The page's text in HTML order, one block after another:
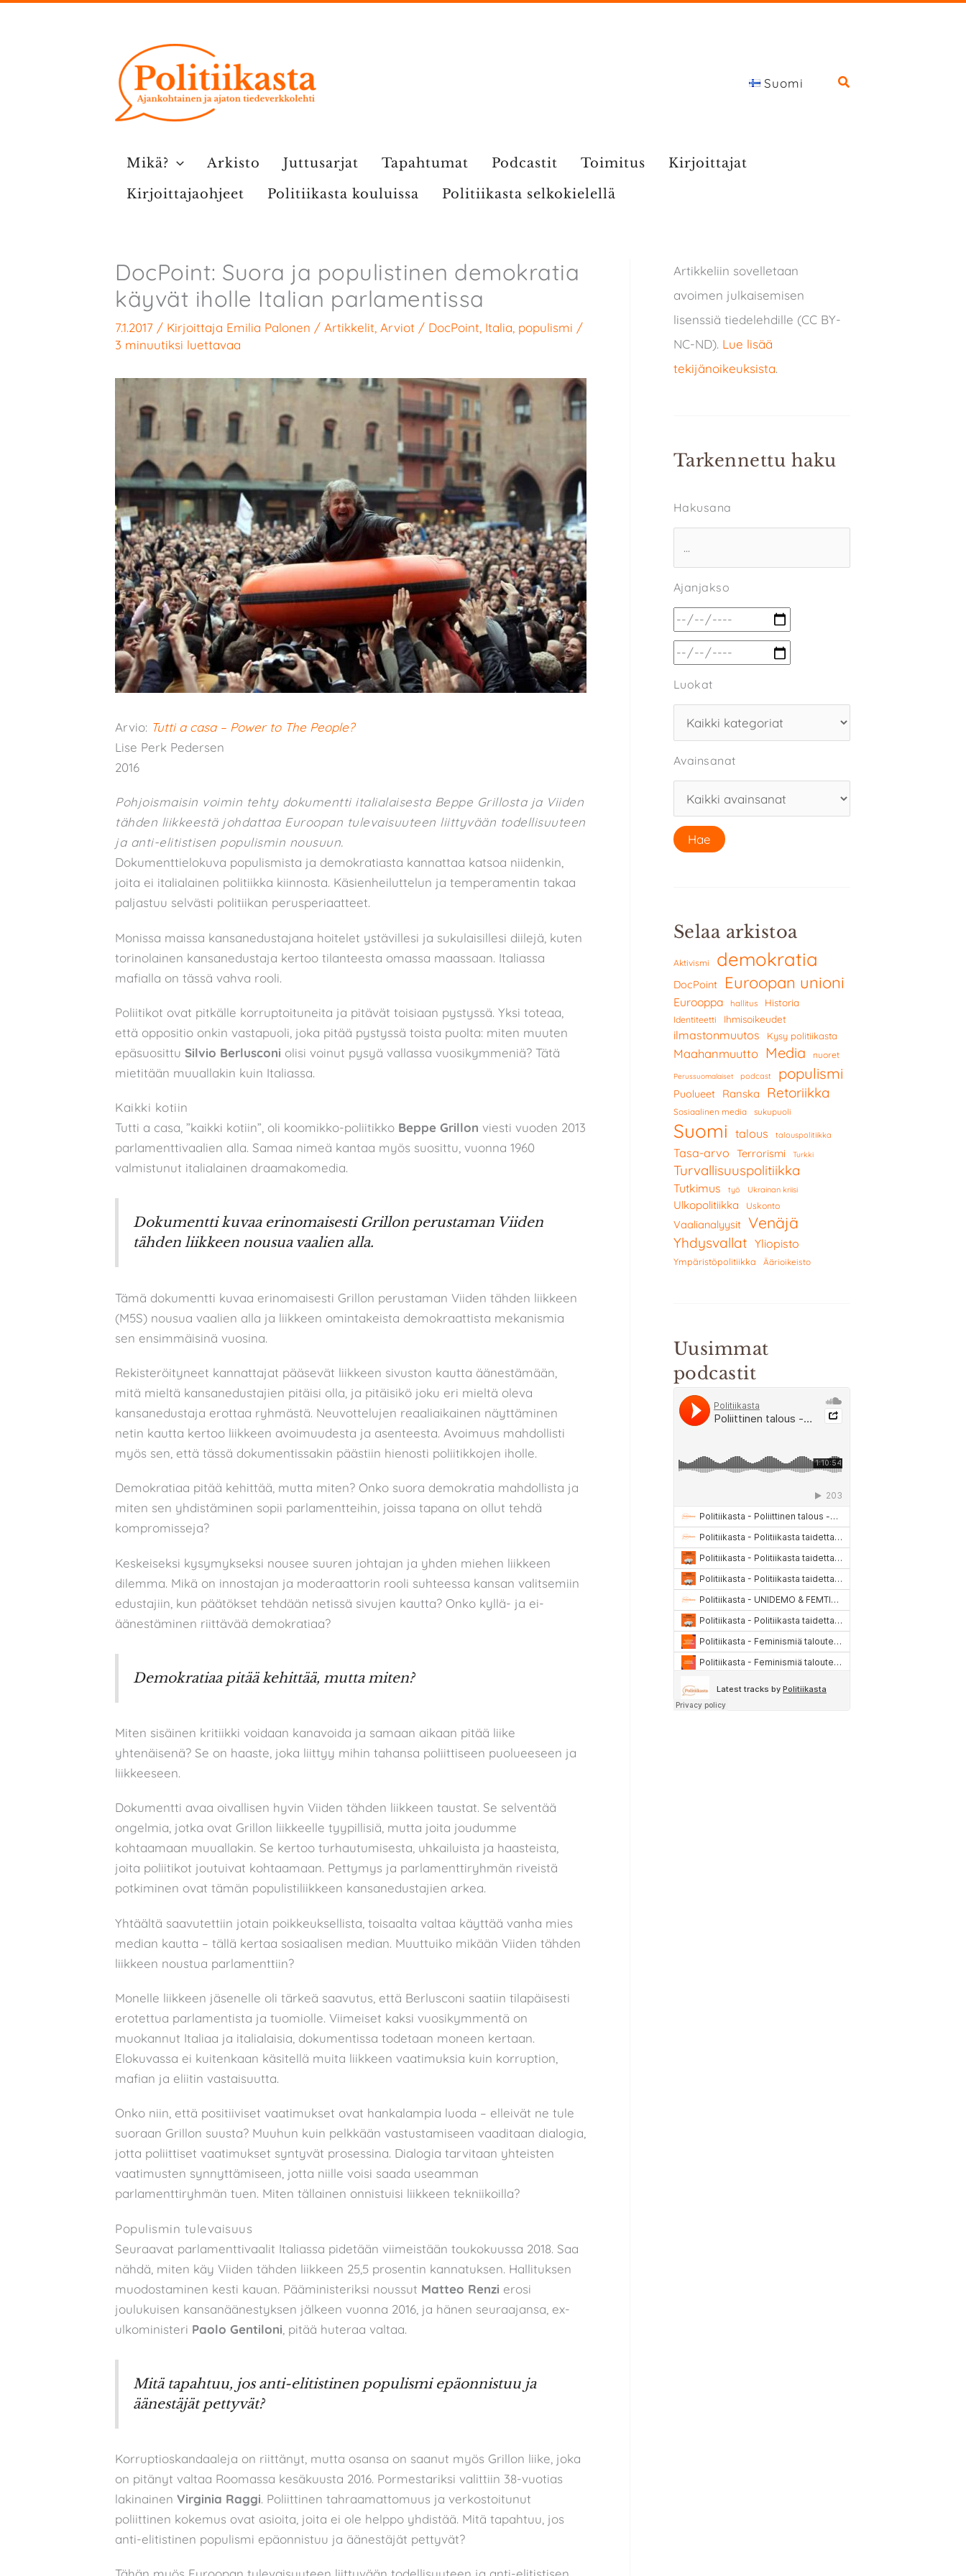
Suomi
Mikä? Arkisto Juttusarjat Tapahtumat Podcastit Toimitus
Kirjoittajat
Kirjoittajaohjeet
Politiikasta kouluissa Politiikasta selkokielellä
DocPoint: Suora ja populistinen demokratia
käyvät iholle Italian parlamentissa
7.1.2017 / Kirjoittaja Emilia Palonen / Artikkelit Arviot / DocPoint Italia populismi /
3 minuutiksi luettavaa
Arvio: Tutti a casa – Power to The People?
Lise Perk Pedersen
2016
Pohjoismaisin voimin tehty dokumentti italialaisesta Beppe Grillosta ja Viiden
tähden liikkeestä johdattaa Euroopan tulevaisuuteen liittyvään todellisuuteen
ja anti-elitistisen populismin nousuun.
Dokumenttielokuva populismista ja demokratiasta kannattaa katsoa niidenkin,
joita ei italialainen politiikka kiinnosta. Käsienheiluttelun ja temperamentin takaa
paljastuu selvästi politiikan perusperiaatteet.
Monissa maissa kansanedustajana hoitelet ystävillesi ja sukulaisillesi diilejä, kuten
torinolainen kansanedustaja kertoo tilanteesta omassa maassaan. Italiassa
mafialla on tässä vahva rooli.
Poliitikot ovat pitkälle korruptoituneita ja pitävät toisiaan pystyssä. Yksi toteaa,
että oppositio onkin vastapuoli, joka pitää pystyssä toista puolta: miten muuten
epäsuosittu Silvio Berlusconi olisi voinut pysyä vallassa vuosikymmeniä? Tätä
mietitään muuallakin kuin Italiassa.
Kaikki kotiin
Tutti a casa, ”kaikki kotiin”, oli koomikko-poliitikko Beppe Grillon viesti vuoden 2013
parlamenttivaalien alla. Samaa nimeä kantaa myös suosittu, vuonna 1960
valmistunut italialainen draamakomedia.
Dokumentti kuvaa erinomaisesti Grillon perustaman Viiden
tähden liikkeen nousua vaalien alla.
Tämä dokumentti kuvaa erinomaisesti Grillon perustaman Viiden tähden liikkeen
(M5S) nousua vaalien alla ja liikkeen omintakeista demokraattista mekanismia
sen ensimmäisinä vuosina.
Rekisteröityneet kannattajat pääsevät liikkeen sivuston kautta äänestämään,
mitä mieltä kansanedustajien pitäisi olla, ja pitäisikö joku eri mieltä oleva
kansanedustaja erottaa ryhmästä. Neuvottelujen reaaliaikainen näyttäminen
netin kautta kertoo liikkeen avoimuudesta ja asenteesta. Avoimuus mahdollisti
myös sen, että tässä dokumentissakin päästiin hienosti poliitikkojen iholle.
Demokratiaa pitää kehittää, mutta miten? Onko suora demokratia mahdollista ja
miten sen yhdistäminen sopii parlamentteihin, joissa tapana on ollut tehdä
kompromisseja?
Keskeiseksi kysymykseksi nousee suuren johtajan ja yhden miehen liikkeen
dilemma. Mikä on innostajan ja moderaattorin rooli suhteessa kansan valitsemiin
edustajiin, kun päätökset tehdään netissä sivujen kautta? Onko kyllä- ja ei-
äänestäminen riittävää demokratiaa?
Demokratiaa pitää kehittää, mutta miten?
Miten sisäinen kritiikki voidaan kanavoida ja samaan aikaan pitää liike
yhtenäisenä? Se on haaste, joka liittyy mihin tahansa poliittiseen puolueeseen ja
liikkeeseen.
Dokumentti avaa oivallisen hyvin Viiden tähden liikkeen taustat. Se selventää
ongelmia, jotka ovat Grillon liikkeelle tyypillisiä, mutta joita joudumme
kohtaamaan muuallakin. Se kertoo turhautumisesta, uhkailuista ja haasteista,
joita poliitikot joutuivat kohtaamaan. Pettymys ja parlamenttiryhmän riveistä
potkiminen ovat tämän populistiliikkeen kansanedustajien arkea.
Yhtäältä saavutettiin jotain poikkeuksellista, toisaalta valtaa käyttää vanha mies
median kautta – tällä kertaa sosiaalisen median. Muuttuiko mikään Viiden tähden
liikkeen noustua parlamenttiin?
Monelle liikkeen jäsenelle oli tärkeä saavutus, että Berlusconi saatiin tilapäisesti
erotettua parlamentista ja tuomiolle. Viimeiset kaksi vuosikymmentä on
muokannut Italiaa ja italialaisia, dokumentissa todetaan moneen kertaan.
Elokuvassa ei kuitenkaan käsitellä muita liikkeen vaatimuksia kuin korruption,
mafian ja eliitin vastaisuutta.
Onko niin, että positiiviset vaatimukset ovat hankalampia luoda – elleivät ne tule
suoraan Grillon suusta? Muuhun kuin pelkkään vastustamiseen vaaditaan dialogia,
jotta poliittiset vaatimukset syntyvät prosessina. Dialogia tarvitaan yhteisten
vaatimusten synnyttämiseen, jotta niille voisi saada useamman
parlamenttiryhmän tuen. Miten tällainen onnistuisi liikkeen tekniikoilla?
Populismin tulevaisuus
Seuraavat parlamenttivaalit Italiassa pidetään viimeistään toukokuussa 2018. Saa
nähdä, miten käy Viiden tähden liikkeen 25,5 prosentin kannatuksen. Hallituksen
muodostaminen kesti kauan. Pääministeriksi noussut Matteo Renzi erosi
joulukuisen kansanäänestyksen jälkeen vuonna 2016, ja hänen seuraajansa, ex-
ulkoministeri Paolo Gentiloni , pitää huteraa valtaa.
Mitä tapahtuu, jos anti-elitistinen populismi epäonnistuu ja
äänestäjät pettyvät?
Korruptioskandaaleja on riittänyt, mutta osansa on saanut myös Grillon liike, joka
on pitänyt valtaa Roomassa kesäkuusta 2016. Pormestariksi valittiin 38-vuotias
lakinainen Virginia Raggi. Poliittinen tahraamattomuus ja verkostoitunut
poliittinen kokemus ovat asioita, joita ei ole helppo yhdistää. Mitä tapahtuu, jos
anti-elitistinen populismi epäonnistuu ja äänestäjät pettyvät?
Artikkeliin sovelletaan
avoimen julkaisemisen
lisenssiä tiedelehdille (CC BY-
NC-ND). Lue lisää
tekijänoikeuksista.
Tarkennettu haku
Hakusana
Ajanjakso
Luokat
Avainsanat
Selaa arkistoa
Aktivismi demokratia
DocPoint Euroopan unioni
Eurooppa hallitus Historia
Identiteetti Ihmisoikeudet
ilmastonmuutos Kysy politiikasta
Maahanmuutto Media nuoret
Perussuomalaiset podcast populismi
Puolueet Ranska Retoriikka
Sosiaalinen media sukupuoli
Suomi talous talouspolitiikka
Tasa-arvo Terrorismi Turkki
Turvallisuuspolitiikka
Tutkimus työ Ukrainan kriisi
Ulkopolitiikka Uskonto
Vaalianalyysit Venäjä
Yhdysvallat Yliopisto
Ympäristöpolitiikka Äärioikeisto
Uusimmat
podcastit